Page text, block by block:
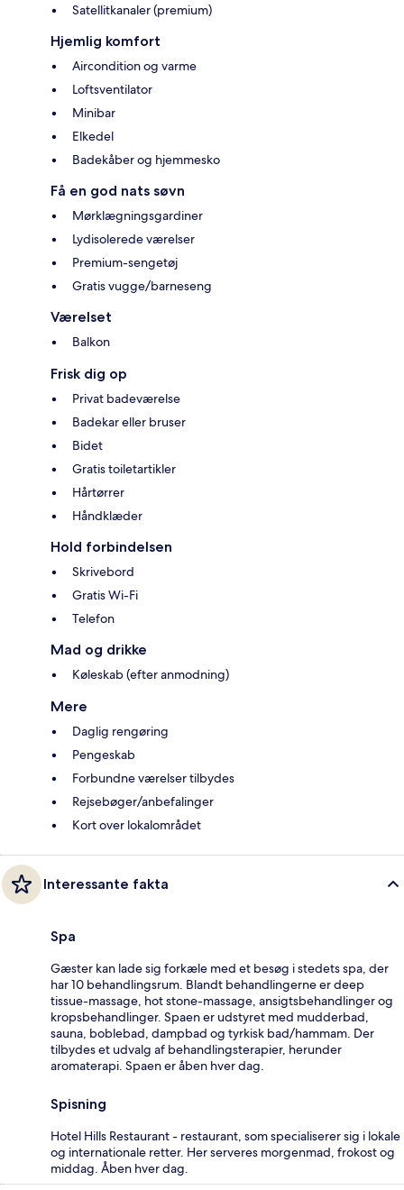
Satellitkanaler (premium)
Hjemlig komfort
Aircondition og varme
Loftsventilator
Minibar
Elkedel
Badekåber og hjemmesko
Få en god nats søvn
Mørklægningsgardiner
Lydisolerede værelser
Premium-sengetøj
Gratis vugge/barneseng
Værelset
Balkon
Frisk dig op
Privat badeværelse
Badekar eller bruser
Bidet
Gratis toiletartikler
Hårtørrer
Håndklæder
Hold forbindelsen
Skrivebord
Gratis Wi-Fi
Telefon
Mad og drikke
Køleskab (efter anmodning)
Mere
Daglig rengøring
Pengeskab
Forbundne værelser tilbydes
Rejsebøger/anbefalinger
Kort over lokalområdet
Interessante fakta
Spa
Gæster kan lade sig forkæle med et besøg i stedets spa, der
har 10 behandlingsrum. Blandt behandlingerne er deep
tissue-massage, hot stone-massage, ansigtsbehandlinger og
kropsbehandlinger. Spaen er udstyret med mudderbad,
sauna, boblebad, dampbad og tyrkisk bad/hammam. Der
tilbydes et udvalg af behandlingsterapier, herunder
aromaterapi. Spaen er åben hver dag.
Spisning
Hotel Hills Restaurant - restaurant, som specialiserer sig i lokale
og internationale retter. Her serveres morgenmad, frokost og
middag. Åben hver dag.